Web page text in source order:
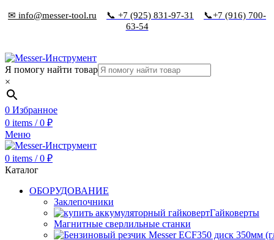
✉ info@messer-tool.ru 📞 +7 (925) 831-97-31
📞+7 (916) 700-
63-54
Я помогу найти товар
×
0 Избранное
0 items / 0 ₽
Меню
0 items / 0 ₽
Каталог
ОБОРУДОВАНИЕ
Заклепочники
Гайковерты
Магнитные сверлильные станки